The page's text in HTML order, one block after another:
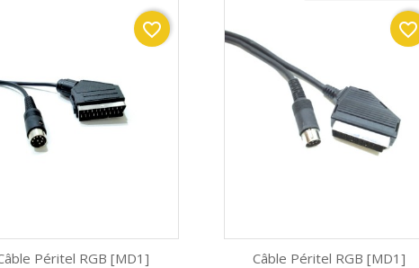
Péritel RGB [MD1]
favorite_border
Câble Péritel RGB [MD1]
favorite_border